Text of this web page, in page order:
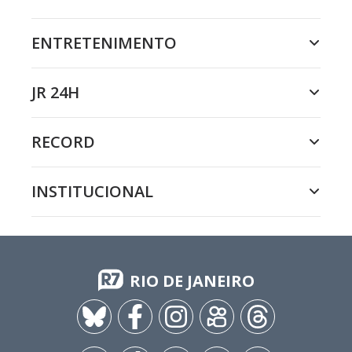
ENTRETENIMENTO
JR 24H
RECORD
INSTITUCIONAL
RIO DE JANEIRO